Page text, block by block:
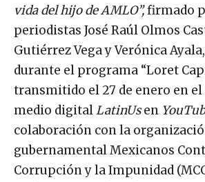
vida del hijo de AMLO”,firmado
periodistas José Raúl Olmos
Gutiérrez Vega y Verónica
durante el programa “Loret
transmitido el 27 de enero en el
medio digitalLatinUsen
colaboración con la
gubernamental Mexicanos
Corrupción y la Impunidad